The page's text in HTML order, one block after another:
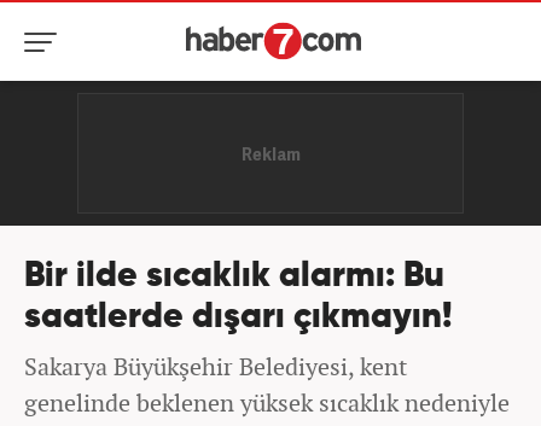
Bir ilde sıcaklık alarmı: Bu
saatlerde dışarı çıkmayın!
Sakarya Büyükşehir Belediyesi, kent
genelinde beklenen yüksek sıcaklık nedeniyle